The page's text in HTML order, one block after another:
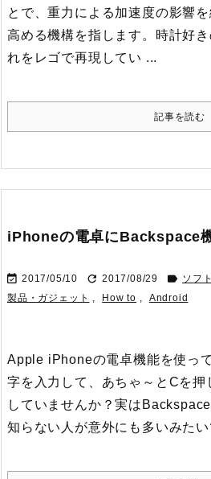
とで、重力による加速度の影響
高める機構を指します。 時計好
れをレゴで再現してい ...
記事を読む
iPhoneの電卓にBackspace
 2017/05/10  2017/08/29  ソフ
製品・ガジェット , How to , Android
Apple iPhoneの電卓機能を使っ
字を入力して、あちゃ～とCを押
していませんか？実はBackspace
知らない人が意外にも多いみたい